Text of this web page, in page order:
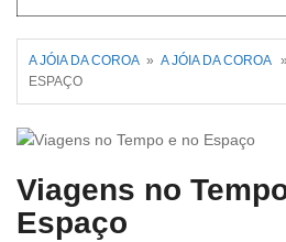
A JÓIA DA COROA » A JÓIA DA COROA»
ESPAÇO
Viagens no
Espaço